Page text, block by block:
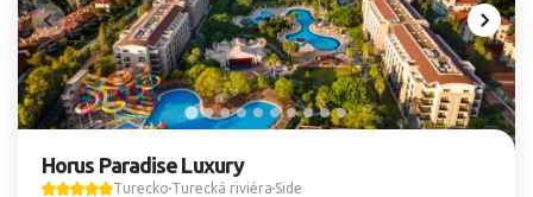
Horus Paradise Luxury
Turecko Turecká riviéra Side